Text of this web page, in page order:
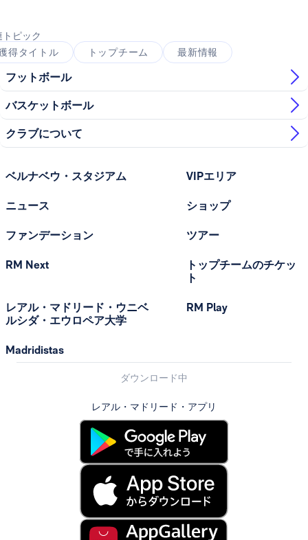
トピック
得タイトル
トップチーム 最新情報
フットボール
バスケットボール
クラブについて
ベルナベウ・スタジアム
ニュース
ファンデーション
RM Next
レアル・マドリード・ウニベ
ルシダ・エウロペア大学
Madridistas
VIPエリア
ショップ
ツアー
トップチームのチケッ
ト
RM Play
ダウンロード中
レアル・マドリード・アプリ